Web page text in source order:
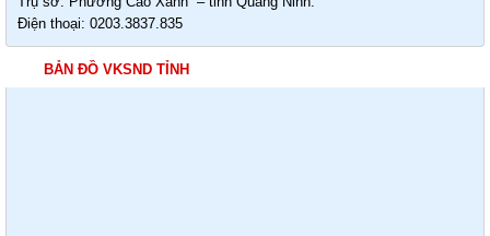
Điện thoại: 0203.3837.835
BẢN ĐỒ VKSND TỈNH